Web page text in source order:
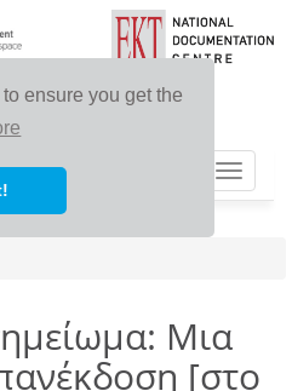
ensure you get the
Toggle
Μια
[στο